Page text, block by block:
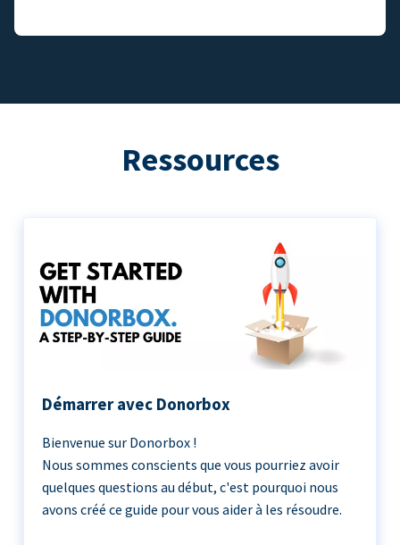
Ressources
Démarrer avec Donorbox
Bienvenue sur Donorbox !
Nous sommes conscients que vous pourriez avoir
quelques questions au début, c'est pourquoi nous
avons créé ce guide pour vous aider à les résoudre.